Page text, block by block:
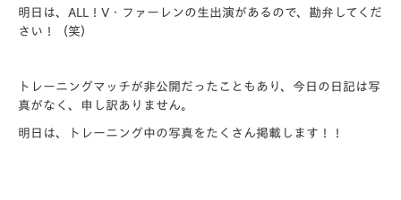
明日は、ALL！V・ファーレンの生出演があるので、勘弁してくだ
さい！（笑）
トレーニングマッチが非公開だったこともあり、今日の日記は写
真がなく、申し訳ありません。
明日は、トレーニング中の写真をたくさん掲載します！！